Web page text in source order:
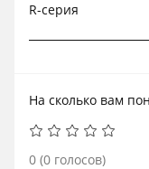
R-серия
На сколько вам
0 (0 голосов)